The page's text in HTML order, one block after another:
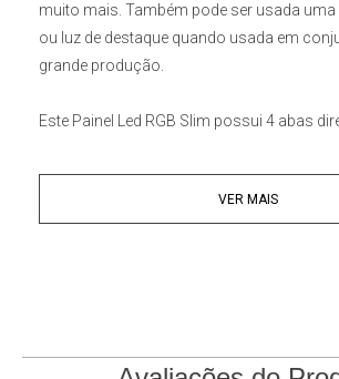
muito mais. Também pode ser usada uma
ou luz de destaque quando usada em
grande produção.
Este Painel Led RGB Slim possui 4 abas
utilizar, permitindo ajustes de sua
100% e de temperatura de cor de 2500K a
Equipado com um suporte profissional em
VER MAIS